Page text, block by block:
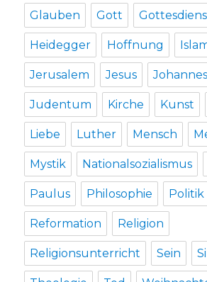
Glauben Gott
Heidegger Hoffnung
Jerusalem Jesus Johannes
Judentum Kirche Kunst
Liebe Luther Mensch
Mystik Nationalsozialismus
Paulus Philosophie Politik
Reformation Religion
Religionsunterricht Sein